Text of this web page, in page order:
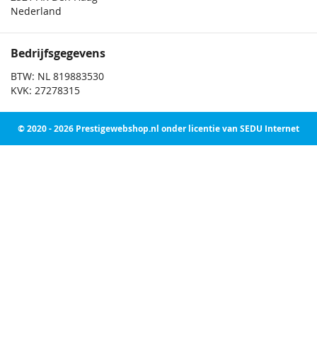
Nederland
Bedrijfsgegevens
BTW: NL 819883530
KVK: 27278315
© 2020 - 2026 Prestigewebshop.nl onder licentie van SEDU Internet